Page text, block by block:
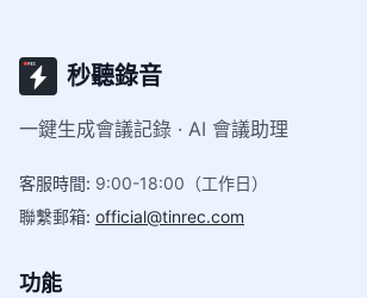
秒聽錄音
一鍵生成會議記錄 · AI 會議助理
客服時間: 9:00-18:00（工作日）
聯繫郵箱: official@tinrec.com
功能